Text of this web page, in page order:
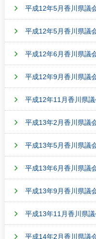
平成12年5月香川県
平成12年5月香川県
平成12年6月香川県
平成12年9月香川県
平成12年11月香川県
平成13年2月香川県
平成13年5月香川県
平成13年6月香川県
平成13年9月香川県
平成13年11月香川県
平成14年2月香川県